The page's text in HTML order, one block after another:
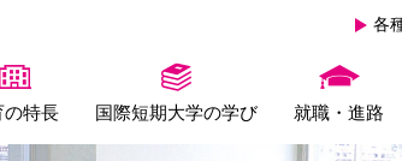
各
の特長 国際短期大学の学び 就職・進路